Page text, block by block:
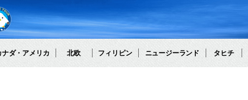
ナダ・アメリカ 北欧 フィリピン ニュージーランド タヒチ